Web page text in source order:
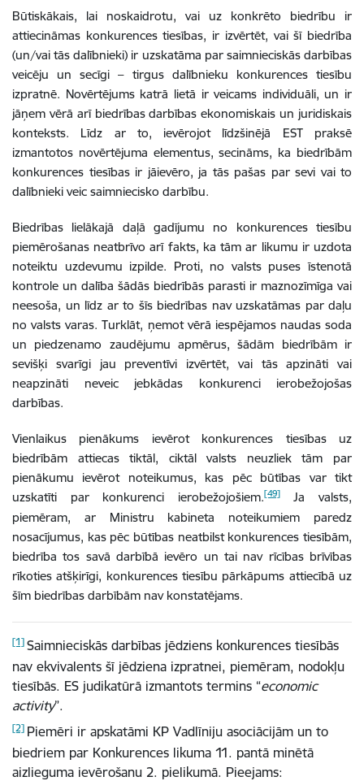
Būtiskākais, lai noskaidrotu, vai uz konkrēto biedrību ir
attiecināmas konkurences tiesības, ir izvērtēt, vai šī biedrība
(un/vai tās dalībnieki) ir uzskatāma par saimnieciskās darbības
veicēju un secīgi – tirgus dalībnieku konkurences tiesību
izpratnē. Novērtējums katrā lietā ir veicams individuāli, un ir
jāņem vērā arī biedrības darbības ekonomiskais un juridiskais
konteksts. Līdz ar to, ievērojot līdzšinējā EST praksē
izmantotos novērtējuma elementus, secināms, ka biedrībām
konkurences tiesības ir jāievēro, ja tās pašas par sevi vai to
dalībnieki veic saimniecisko darbību.
Biedrības lielākajā daļā gadījumu no konkurences tiesību
piemērošanas neatbrīvo arī fakts, ka tām ar likumu ir uzdota
noteiktu uzdevumu izpilde. Proti, no valsts puses īstenotā
kontrole un dalība šādās biedrībās parasti ir maznozīmīga vai
neesoša, un līdz ar to šīs biedrības nav uzskatāmas par daļu
no valsts varas. Turklāt, ņemot vērā iespējamos naudas soda
un piedzenamo zaudējumu apmērus, šādām biedrībām ir
sevišķi svarīgi jau preventīvi izvērtēt, vai tās apzināti vai
neapzināti neveic jebkādas konkurenci ierobežojošas
darbības.
Vienlaikus pienākums ievērot konkurences tiesības uz
biedrībām attiecas tiktāl, ciktāl valsts neuzliek tām par
pienākumu ievērot noteikumus, kas pēc būtības var tikt
uzskatīti par konkurenci ierobežojošiem.[49]Ja valsts,
piemēram, ar Ministru kabineta noteikumiem paredz
nosacījumus, kas pēc būtības neatbilst konkurences tiesībām,
biedrība tos savā darbībā ievēro un tai nav rīcības brīvības
rīkoties atšķirīgi, konkurences tiesību pārkāpums attiecībā uz
šīm biedrības darbībām nav konstatējams.
[1] Saimnieciskās darbības jēdziens konkurences tiesībās
nav ekvivalents šī jēdziena izpratnei, piemēram, nodokļu
tiesībās. ES judikatūrā izmantots termins “economic
activity”.
[2] Piemēri ir apskatāmi KP Vadlīniju asociācijām un to
biedriem par Konkurences likuma 11. pantā minētā
aizlieguma ievērošanu 2. pielikumā. Pieejams: